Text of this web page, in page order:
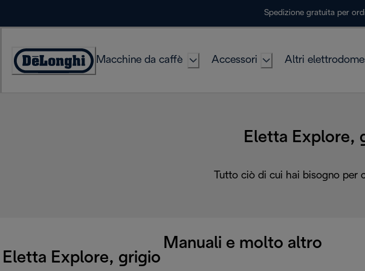
Spedizione gratuita per
Accessibility
Macchine da caffè Accessori Altri
Eletta Explore,
Tutto ciò di cui hai bisogno
Eletta Explore, grigio
Manuali e molto altro